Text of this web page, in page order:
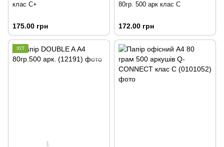
клас С+
175.00 грн
80гр. 500 арк клас С
172.00 грн
ХІТ
1